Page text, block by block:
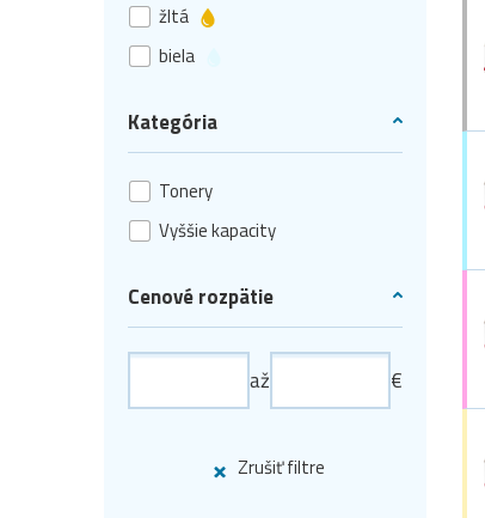
žltá
biela
Kategória
Tonery
Vyššie kapacity
Cenové rozpätie
až €
Zrušiť filtre